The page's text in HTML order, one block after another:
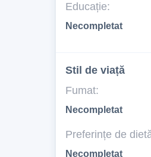
Educație:
Necompletat
Stil de viață
Fumat:
Necompletat
Preferințe de
Necompletat